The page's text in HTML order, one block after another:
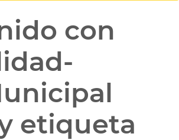
con
etiqueta